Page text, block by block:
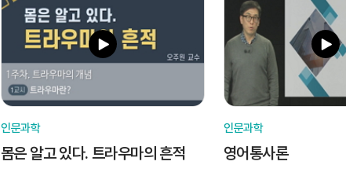
인문과학
몸은 알고 있다. 트라우마의 흔적
인문과학
영어통사론